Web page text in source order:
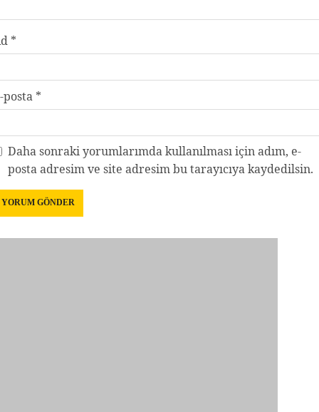
*
posta *
Daha sonraki yorumlarımda kullanılması için adım, e-
posta adresim ve site adresim bu tarayıcıya kaydedilsin.